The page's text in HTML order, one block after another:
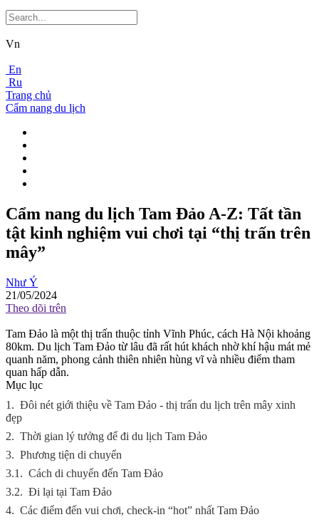
Vn
En
Ru
Trang chủ
Cẩm nang du lịch
Cẩm nang du lịch Tam Đảo A-Z: Tất tần
tật kinh nghiệm vui chơi tại “thị trấn trên
mây”
Như Ý
21/05/2024
Theo dõi trên
Tam Đảo là một thị trấn thuộc tỉnh Vĩnh Phúc, cách Hà Nội khoảng
80km. Du lịch Tam Đảo từ lâu đã rất hút khách nhờ khí hậu mát mẻ
quanh năm, phong cảnh thiên nhiên hùng vĩ và nhiều điểm tham
quan hấp dẫn.
Mục lục
1. Đôi nét giới thiệu về Tam Đảo - thị trấn du lịch trên mây xinh
đẹp
2. Thời gian lý tưởng để đi du lịch Tam Đảo
3. Phương tiện di chuyển
3.1. Cách di chuyển đến Tam Đảo
3.2. Đi lại tại Tam Đảo
4. Các điểm đến vui chơi, check-in “hot” nhất Tam Đảo